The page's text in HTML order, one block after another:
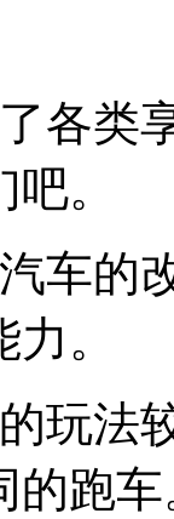
各类
。
车的
。
玩法
的跑车